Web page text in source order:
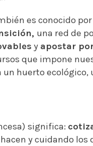
es conocido
una red de
y apostar
que impone
un huerto
significa:
y cuidando los